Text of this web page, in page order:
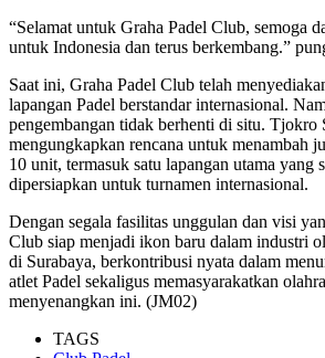
“Selamat untuk Graha Padel Club, semoga
untuk Indonesia dan terus berkembang.”
Saat ini, Graha Padel Club telah
lapangan Padel berstandar internasional.
pengembangan tidak berhenti di situ. Tjokro
mengungkapkan rencana untuk menambah
10 unit, termasuk satu lapangan utama yang
dipersiapkan untuk turnamen internasional.
Dengan segala fasilitas unggulan dan visi
Club siap menjadi ikon baru dalam industri
di Surabaya, berkontribusi nyata dalam
atlet Padel sekaligus memasyarakatkan
menyenangkan ini. (JM02)
TAGS